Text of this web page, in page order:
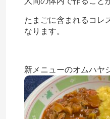
たまごに含まれるコレ
なります。
新メニューのオムハヤ